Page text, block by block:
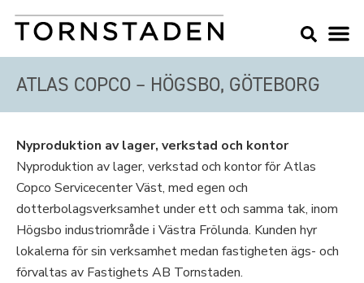
ATLAS COPCO – HÖGSBO, GÖTEBORG
Nyproduktion av lager, verkstad och kontor
Nyproduktion av lager, verkstad och kontor för Atlas
Copco Servicecenter Väst, med egen och
dotterbolagsverksamhet under ett och samma tak, inom
Högsbo industriområde i Västra Frölunda. Kunden hyr
lokalerna för sin verksamhet medan fastigheten ägs- och
förvaltas av Fastighets AB Tornstaden.